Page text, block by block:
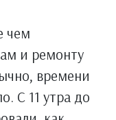
чем
и ремонту
времени
С 11 утра до